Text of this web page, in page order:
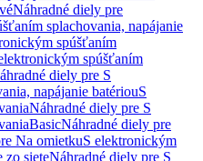
Náhradné diely pre
splachovania, napájanie
spúšťaním
spúšťaním
diely pre S
napájanie batériouS
Náhradné diely pre S
BasicNáhradné diely pre
Na omietkuS elektronickým
zo sieteNáhradné diely pre S